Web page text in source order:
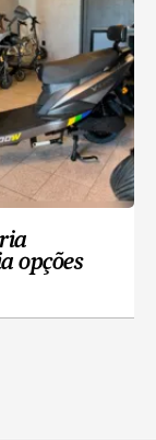
opções